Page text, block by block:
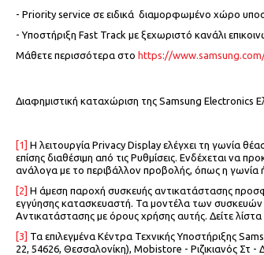
- Priority service σε ειδικά διαμορφωμένο χώρο
- Υποστήριξη Fast Track με ξεχωριστό κανάλι
Μάθετε περισσότερα στο https://
Διαφημιστική καταχώριση της Samsung Electronics
[1] Η λειτουργία Privacy Display ελέγχει τη γωνία
επίσης διαθέσιμη από τις Ρυθμίσεις. Ενδέχεται να
ανάλογα με το περιβάλλον προβολής, όπως η
[2] Η άμεση παροχή συσκευής αντικατάστασης
εγγύησης κατασκευαστή. Τα μοντέλα των
Αντικατάστασης με όρους χρήσης αυτής. Δείτε
[3] Τα επιλεγμένα Κέντρα Τεχνικής Υποστήριξης
22, 54626, Θεσσαλονίκη), Mobistore - Ριζικιανός Στ